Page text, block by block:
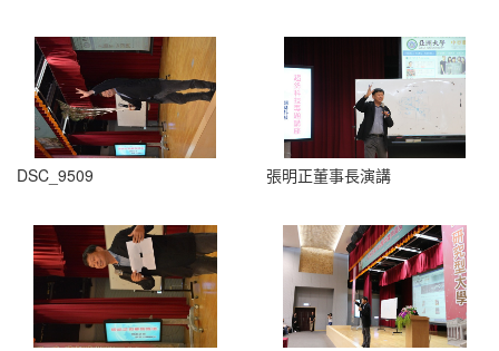
DSC_9509 張明正董事長演講